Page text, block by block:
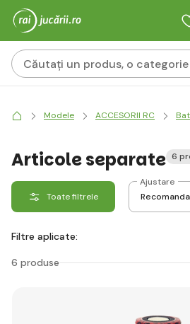
Modele ACCESORII RC
Articole separate 6
Toate filtrele
Ajustare
Filtre aplicate:
6 produse